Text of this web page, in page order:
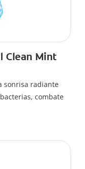
Clean Mint
sonrisa radiante
combate